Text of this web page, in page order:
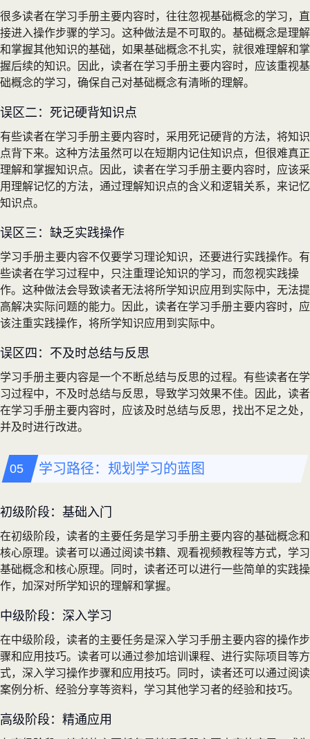
很多读者在学习手册主要内容时，往往忽视基础概念的学习，直
接进入操作步骤的学习。这种做法是不可取的。基础概念是理解
和掌握其他知识的基础，如果基础概念不扎实，就很难理解和掌
握后续的知识。因此，读者在学习手册主要内容时，应该重视基
础概念的学习，确保自己对基础概念有清晰的理解。
误区二：死记硬背知识点
有些读者在学习手册主要内容时，采用死记硬背的方法，将知识
点背下来。这种方法虽然可以在短期内记住知识点，但很难真正
理解和掌握知识点。因此，读者在学习手册主要内容时，应该采
用理解记忆的方法，通过理解知识点的含义和逻辑关系，来记忆
知识点。
误区三：缺乏实践操作
学习手册主要内容不仅要学习理论知识，还要进行实践操作。有
些读者在学习过程中，只注重理论知识的学习，而忽视实践操
作。这种做法会导致读者无法将所学知识应用到实际中，无法提
高解决实际问题的能力。因此，读者在学习手册主要内容时，应
该注重实践操作，将所学知识应用到实际中。
误区四：不及时总结与反思
学习手册主要内容是一个不断总结与反思的过程。有些读者在学
习过程中，不及时总结与反思，导致学习效果不佳。因此，读者
在学习手册主要内容时，应该及时总结与反思，找出不足之处，
并及时进行改进。
学习路径：规划学习的蓝图
初级阶段：基础入门
在初级阶段，读者的主要任务是学习手册主要内容的基础概念和
核心原理。读者可以通过阅读书籍、观看视频教程等方式，学习
基础概念和核心原理。同时，读者还可以进行一些简单的实践操
作，加深对所学知识的理解和掌握。
中级阶段：深入学习
在中级阶段，读者的主要任务是深入学习手册主要内容的操作步
骤和应用技巧。读者可以通过参加培训课程、进行实际项目等方
式，深入学习操作步骤和应用技巧。同时，读者还可以通过阅读
案例分析、经验分享等资料，学习其他学习者的经验和技巧。
高级阶段：精通应用